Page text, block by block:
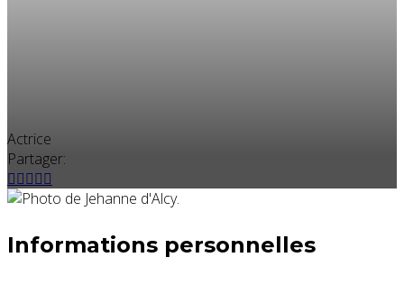
Actrice
Partager:
Informations personnelles